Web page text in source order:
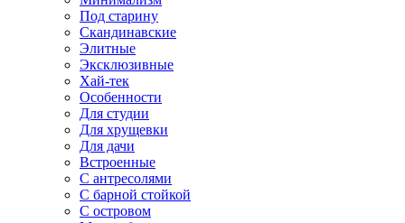
Под старину
Скандинавские
Элитные
Эксклюзивные
Хай-тек
Особенности
Для студии
Для хрущевки
Для дачи
Встроенные
С антресолями
С барной стойкой
С островом